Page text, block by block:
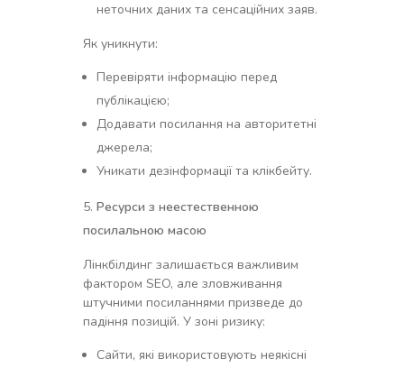
неточних даних та сенсаційних заяв.
Як уникнути:
Перевіряти інформацію перед
публікацією;
Додавати посилання на авторитетні
джерела;
Уникати дезінформації та клікбейту.
Ресурси з неестественною
посилальною масою
Лінкбілдинг залишається важливим
фактором SEO, але зловживання
штучними посиланнями призведе до
падіння позицій. У зоні ризику:
Сайти, які використовують неякісні